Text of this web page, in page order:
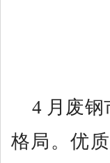
4 月废钢
格局。优